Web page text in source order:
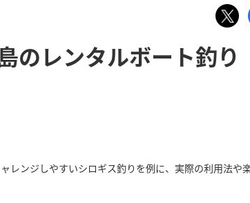
のレンタルボート釣り
ンジしやすいシロギス釣りを例に、実際の利用法や